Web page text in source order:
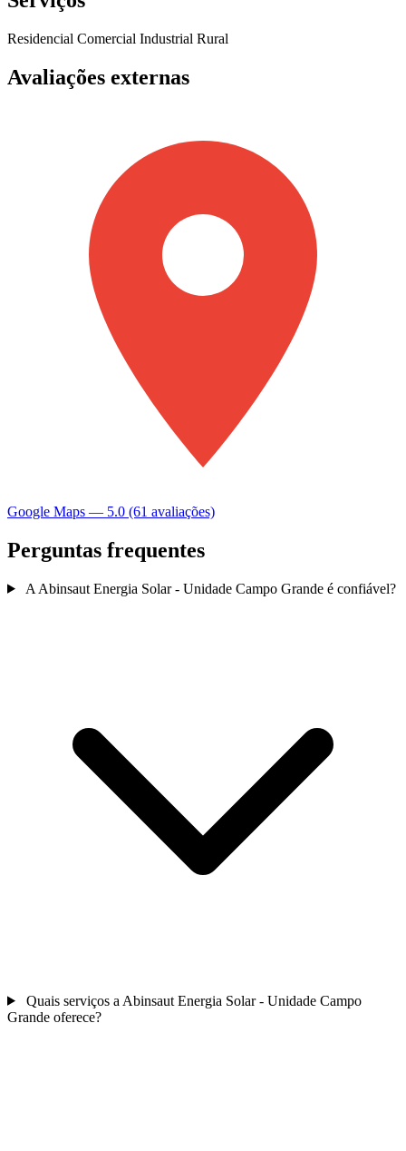
Residencial Comercial Industrial Rural
Avaliações externas
Google Maps — 5.0 (61 avaliações)
Perguntas frequentes
A Abinsaut Energia Solar - Unidade Campo Grande é confiável?
Quais serviços a Abinsaut Energia Solar - Unidade Campo
Grande oferece?